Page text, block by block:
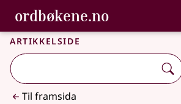
Gå til hovudinnhald
Tilgjenge
ordbøkene.no,
Bokmålsordboka og Nynorskordboka
Artikkelside
Til framsida